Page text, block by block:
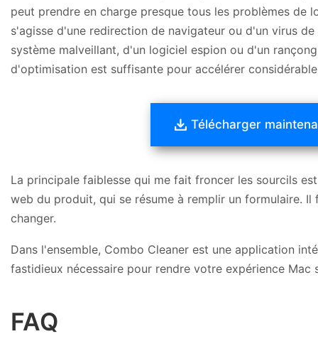
peut prendre en charge presque tous les problèmes de
s'agisse d'une redirection de navigateur ou d'un virus
système malveillant, d'un logiciel espion ou d'un
d'optimisation est suffisante pour accélérer
Télécharger
La principale faiblesse qui me fait froncer les sourcils
web du produit, qui se résume à remplir un formulaire.
changer.
Dans l'ensemble, Combo Cleaner est une application
fastidieux nécessaire pour rendre votre expérience Mac
FAQ